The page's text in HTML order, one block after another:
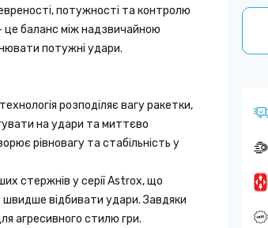
потужності та контролю
це баланс між надзвичайною
потужні удари.
розподіляє вагу ракетки,
на удари та миттєво
рівновагу та стабільність у
стержнів у серії Astrox, що
швидше відбивати удари. Завдяки
агресивного стилю гри.